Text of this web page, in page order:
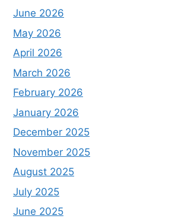
June 2026
May 2026
April 2026
March 2026
February 2026
January 2026
December 2025
November 2025
August 2025
July 2025
June 2025